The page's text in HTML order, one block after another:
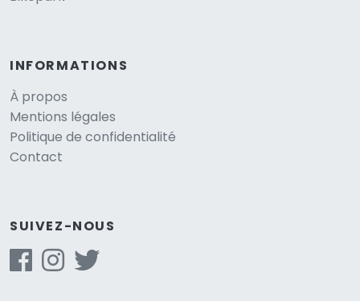
INFORMATIONS
À propos
Mentions légales
Politique de confidentialité
Contact
SUIVEZ-NOUS